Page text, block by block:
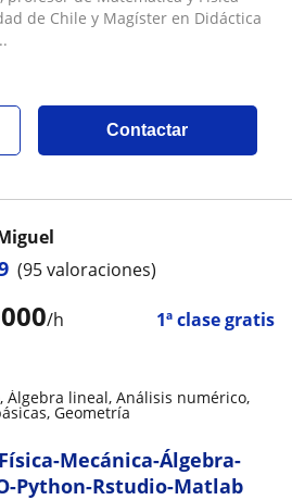
de Chile y Magíster en Didáctica
Contactar
/h 1ª clase gratis
(95 valoraciones)
Álgebra lineal, Análisis numérico,
Geometría
Mecánica-Álgebra-
Python-Rstudio-Matlab